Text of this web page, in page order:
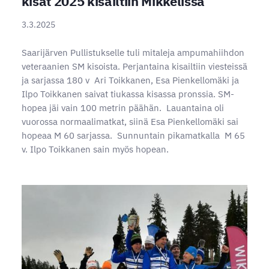
3.3.2025
Saarijärven Pullistukselle tuli mitaleja ampumahiihdon
veteraanien SM kisoista. Perjantaina kisailtiin viesteissä
ja sarjassa 180 v Ari Toikkanen, Esa Pienkellomäki ja
Ilpo Toikkanen saivat tiukassa kisassa pronssia. SM-
hopea jäi vain 100 metrin päähän. Lauantaina oli
vuorossa normaalimatkat, siinä Esa Pienkellomäki sai
hopeaa M 60 sarjassa. Sunnuntain pikamatkalla M 65
v. Ilpo Toikkanen sain myös hopean.